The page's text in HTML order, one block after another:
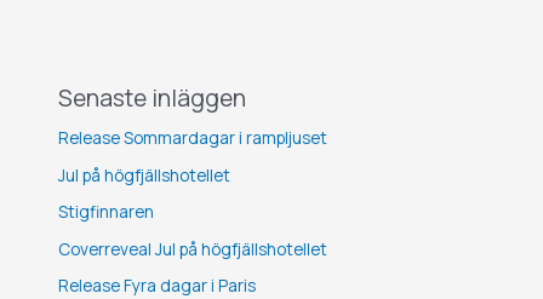
Senaste inläggen
Release Sommardagar i rampljuset
Jul på högfjällshotellet
Stigfinnaren
Coverreveal Jul på högfjällshotellet
Release Fyra dagar i Paris